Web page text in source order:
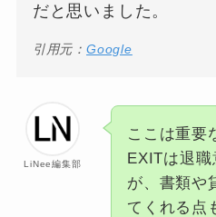
だと思いました。
引用元：Google
LiNee編集部
ここは重要
EXITは退
が、書類や
てくれる点